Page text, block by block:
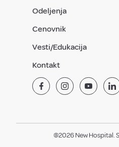
Odeljenja
Cenovnik
Vesti/Edukacija
Kontakt
@2026 New Hospital.